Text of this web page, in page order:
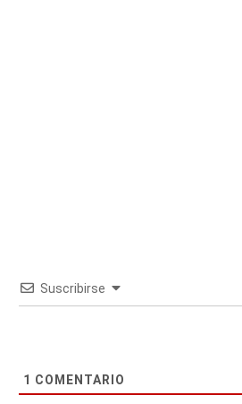
Suscribirse
1 COMENTARIO